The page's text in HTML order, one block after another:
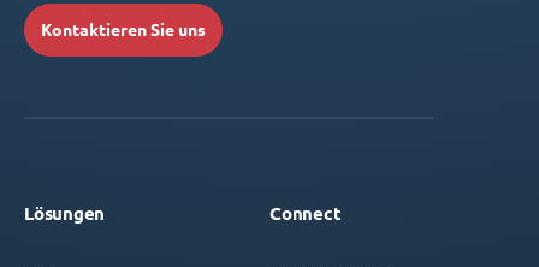
Kontaktieren Sie uns
Lösungen Connect